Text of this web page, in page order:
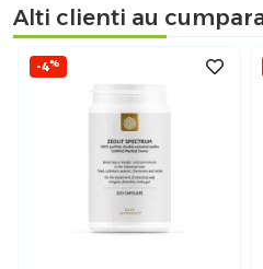
Alti clienti au
-4%